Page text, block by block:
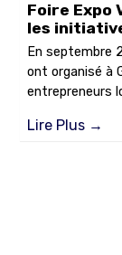
Foire Expo
les
plastique
En septembre
ont organisé à
entrepreneurs
de sensibiliser
Lire Plus →